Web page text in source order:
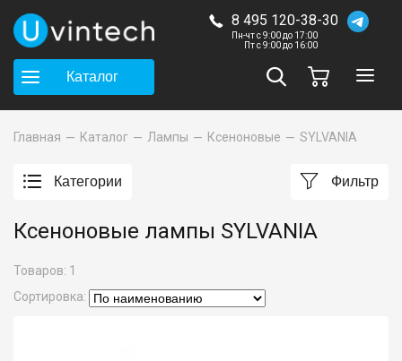
8 495 120-38-30
Пн-чт с 9:00 до 17:00
Пт с 9:00 до 16:00
Каталог
Главная Каталог Лампы Ксеноновые SYLVANIA
Категории Фильтр
Ксеноновые лампы SYLVANIA
Товаров: 1
Сортировка: